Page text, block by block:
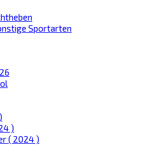
Sportarten
)
( 2024 )